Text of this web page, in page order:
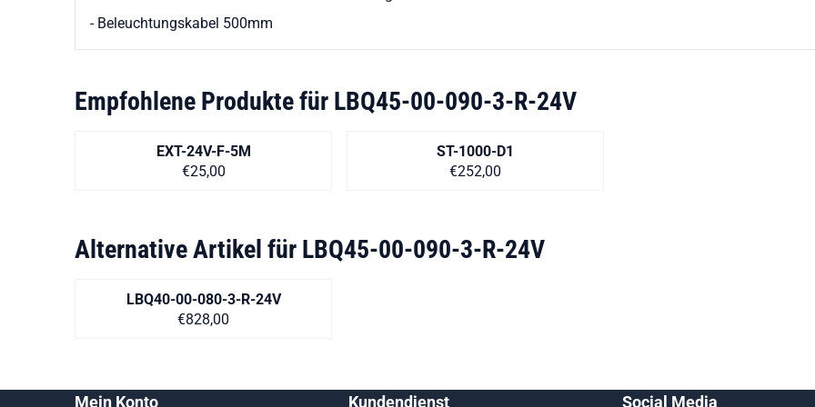
- Beleuchtungskabel 500mm
Empfohlene Produkte für LBQ45-00-090-3-R-24V
EXT-24V-F-5M
Preis auf Anfrage
€25,00
ST-1000-D1
Preis auf Anfrage
€252,00
Alternative Artikel für LBQ45-00-090-3-R-24V
LBQ40-00-080-3-R-24V
Preis: 828,00
€828,00
Mein Konto Kundendienst Social Media